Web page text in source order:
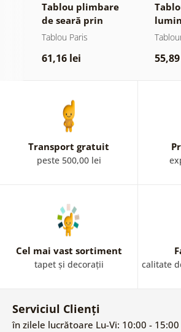
Tablou plimbare
de seară prin
Paris
Tablou Paris
61,16 lei
Transport gratuit
peste 500,00 lei
Cel mai vast sortiment
tapet și decorații calitate
Serviciul Clienți
în zilele lucrătoare Lu-Vi: 10:00 - 15:00